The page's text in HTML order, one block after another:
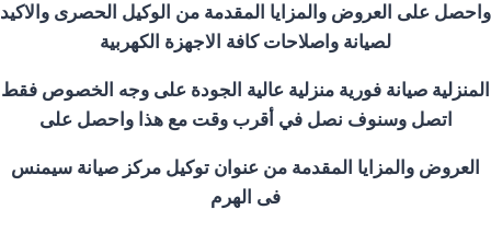
واحصل على العروض والمزايا المقدمة من الوكيل الحصرى والاكيد
لصيانة واصلاحات كافة الاجهزة الكهربية
المنزلية صيانة فورية منزلية عالية الجودة على وجه الخصوص فقط
اتصل وسنوف نصل في أقرب وقت مع هذا واحصل على
العروض والمزايا المقدمة من عنوان توكيل مركز صيانة سيمنس
فى الهرم